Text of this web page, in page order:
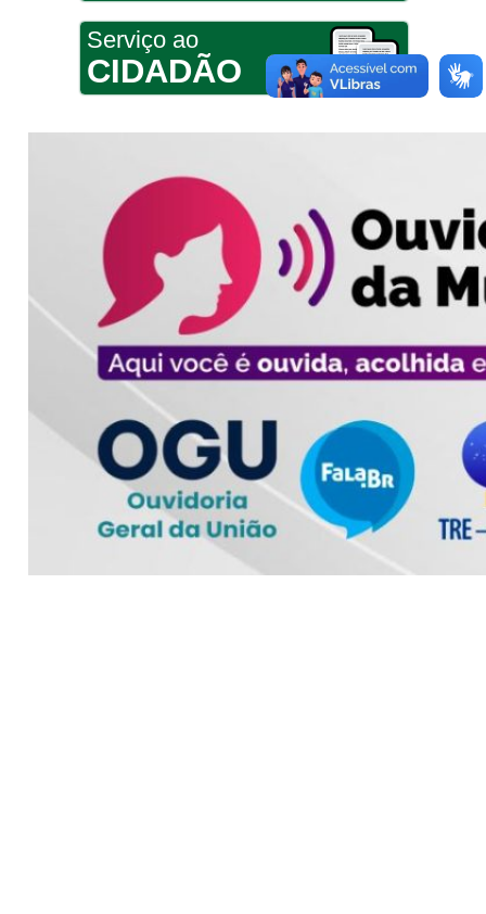
Serviço ao
CIDADÃO